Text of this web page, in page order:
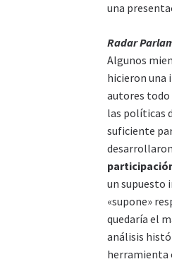
una
Radar
Algunos
hicieron una
autores todo
las políticas
suficiente
un supuesto
«supone»
quedaría el
análisis
herramienta